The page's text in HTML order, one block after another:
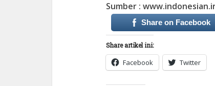
Sumber :
Share on Facebook
Share artikel ini:
Facebook Twitter